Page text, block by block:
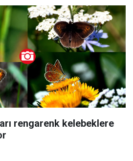
rengarenk kelebeklere